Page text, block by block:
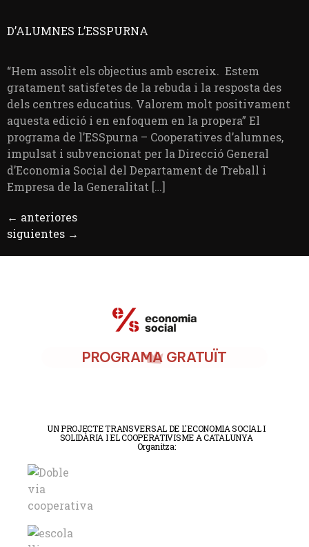
D’ALUMNES L’ESSPURNA
“Hem assolit els objectius amb escreix. Estem
gratament satisfetes de la rebuda i la resposta des
dels centres educatius. Valorem molt positivament
aquesta edició i en enfoquem en la propera” El
programa de l’ESSpurna – Cooperatives d’alumnes,
impulsat i subvencionat per la Direcció General
d’Economia Social del Departament de Treball i
Empresa de la Generalitat […]
← anteriores
siguientes →
PROGRAMA GRATUÏT
UN PROJECTE TRANSVERSAL DE L'ECONOMIA SOCIAL I
SOLIDÀRIA I EL COOPERATIVISME A CATALUNYA
Organitza: